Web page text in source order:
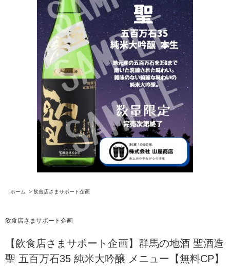
ホーム > 飲食店さまサポート企画
飲食店さまサポート企画
【飲食店さまサポート企画】群馬の地酒 聖酒造
聖 五百万石35 純米大吟醸 メニュー【無料CP】